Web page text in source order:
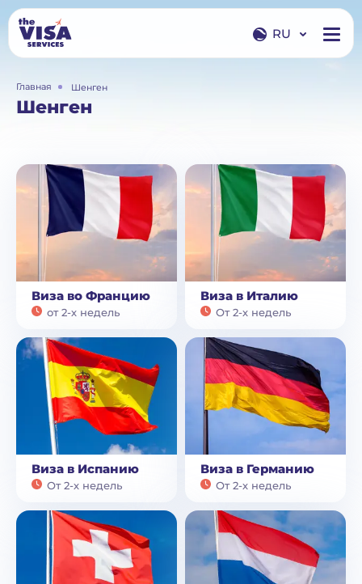
RU
Главная Шенген
Шенген
Виза во Францию
от 2-х недель
Виза в Италию
От 2-х недель
Виза в Испанию
От 2-х недель
Виза в Германию
От 2-х недель